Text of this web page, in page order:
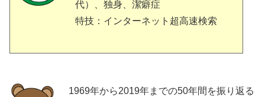
代）、独身、潔癖症
特技：インターネット超高速検索
1969年から2019年までの50年間を振り返る